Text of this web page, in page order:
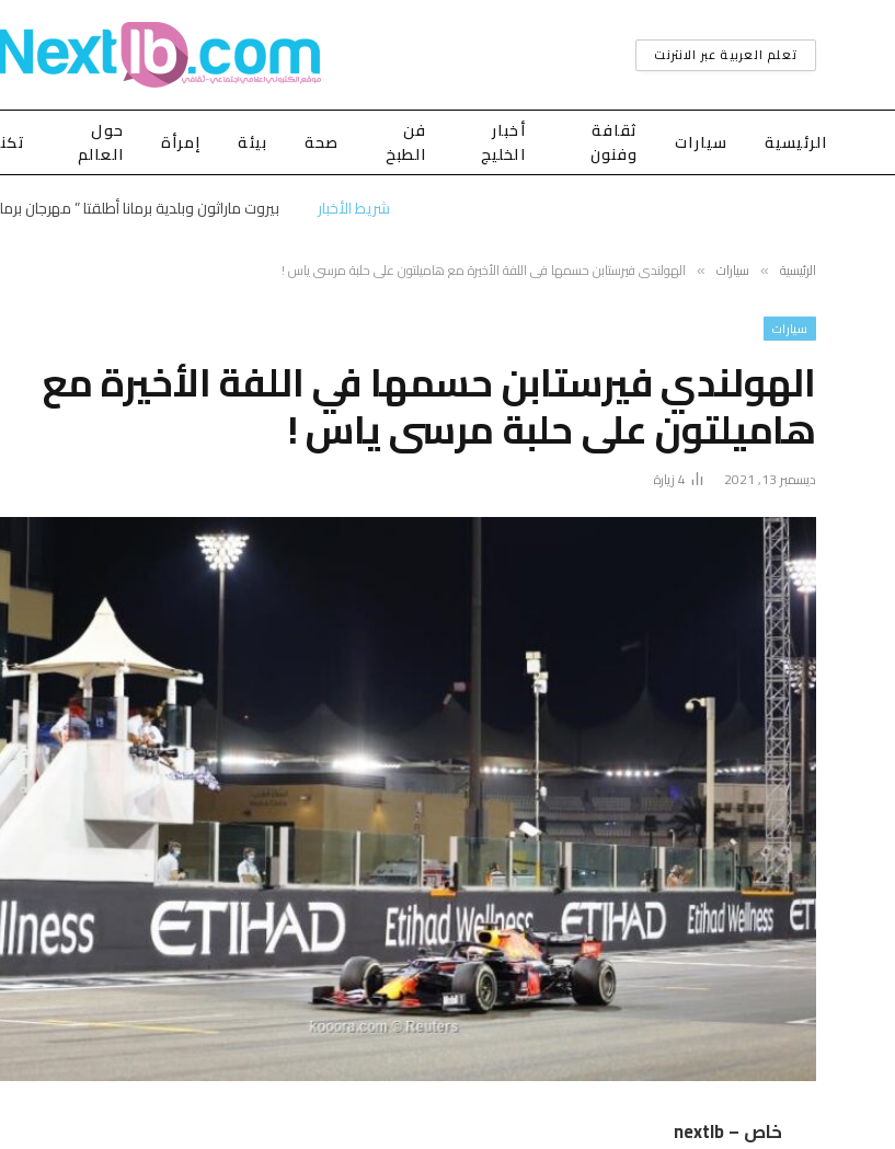
تعلم العربية عبر الانترنت
الرئيسية سيارات
ثقافة
وفنون
أخبار
الخليج
فن
الطبخ
صحة بيئة إمرأة
حول
العالم
شريط الأخبار بيروت ماراثون وبلدية برمانا أطلقتا ” مهرجان
الرئيسية » سيارات » الهولندي فيرستابن حسمها في اللفة الأخيرة مع هاميلتون على حلبة مرسى ياس !
سيارات
الهولندي فيرستابن حسمها في اللفة الأخيرة مع
هاميلتون على حلبة مرسى ياس !
ديسمبر 13, 2021 4زيارة
خاص – nextlb